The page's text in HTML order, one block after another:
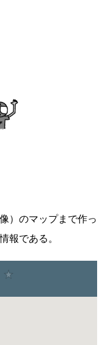
）のマップまで作っ
報である。